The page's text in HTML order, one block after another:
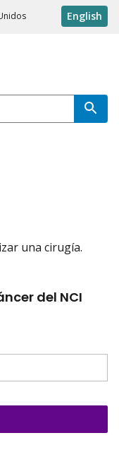
English
una cirugía.
del NCI